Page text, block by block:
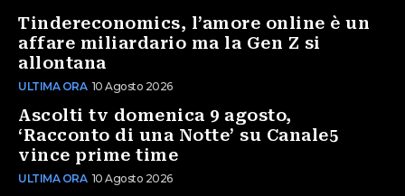
Tindereconomics, l’amore online è un
affare miliardario ma la Gen Z si
allontana
ULTIMA ORA 10 Agosto 2026
Ascolti tv domenica 9 agosto,
‘Racconto di una Notte’ su Canale5
vince prime time
ULTIMA ORA 10 Agosto 2026